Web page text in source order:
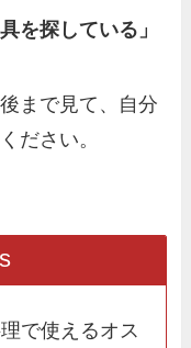
を探している」
まで見て、自分
ださい。
で使えるオス